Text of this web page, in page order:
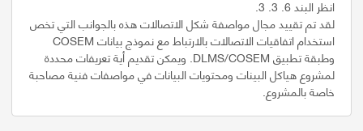
لقد تم تقييد مجال مواصفة شكل الاتصالات هذه بالجوانب التي تخص
استخدام اتفاقيات الاتصالات بالارتباط مع نموذج بيانات COSEM
وطبقة تطبيق DLMS/COSEM. ويمكن تقديم أية تعريفات محددة
لمشروع هياكل البينات ومحتويات البيانات في مواصفات فنية مصاحبة
خاصة بالمشروع.